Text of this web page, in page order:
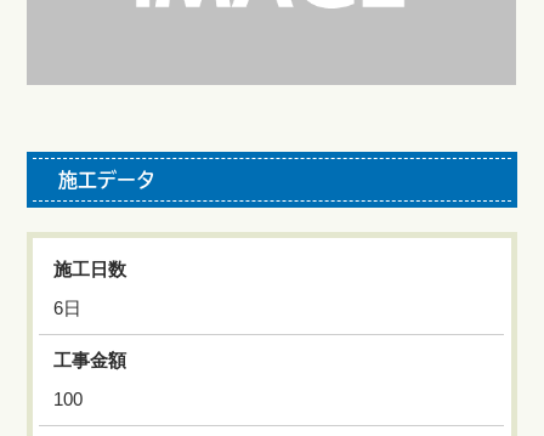
施工データ
施工日数
6日
工事金額
100